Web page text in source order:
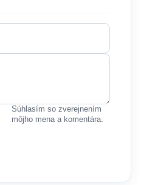
Súhlasím so zverejnením
môjho mena a komentára.